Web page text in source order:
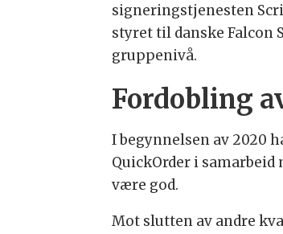
signeringstjenesten
styret til danske Falcon
gruppenivå.
Fordobling
I begynnelsen av 2020
QuickOrder i
være god.
Mot slutten av andre